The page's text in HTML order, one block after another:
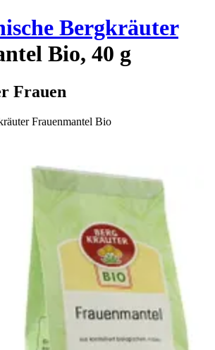
Bergkräuter
Bio, 40 g
Frauen
Frauenmantel Bio